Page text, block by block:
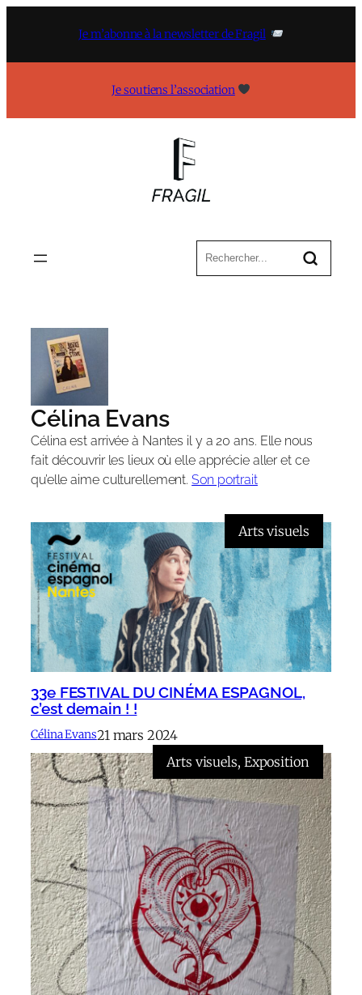
Je m’abonne à la newsletter de Fragil
Je soutiens l’association
Célina Evans
Célina est arrivée à Nantes il y a 20 ans. Elle nous
fait découvrir les lieux où elle apprécie aller et ce
qu’elle aime culturellement.Son portrait
Arts visuels
33e FESTIVAL DU CINÉMA ESPAGNOL,
c’est demain ! !
Célina Evans21 mars 2024
Arts visuels, Exposition